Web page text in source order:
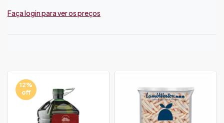
Faça login para ver os preços
12%
off